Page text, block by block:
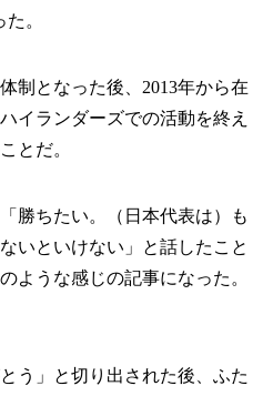
。
制となった後、2013年から在
イランダーズでの活動を終え
とだ。
勝ちたい。（日本代表は）も
いといけない」と話したこと
ような感じの記事になった。
う」と切り出された後、ふた